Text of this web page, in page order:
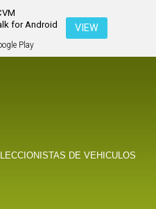
for Android
Play
VIEW
DE VEHICULOS